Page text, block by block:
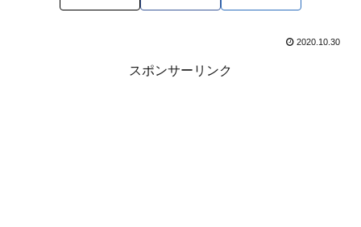
2020.10.30
スポンサーリンク